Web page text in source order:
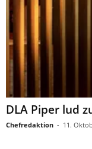
DLA Piper lud
Chefredaktion - 11.